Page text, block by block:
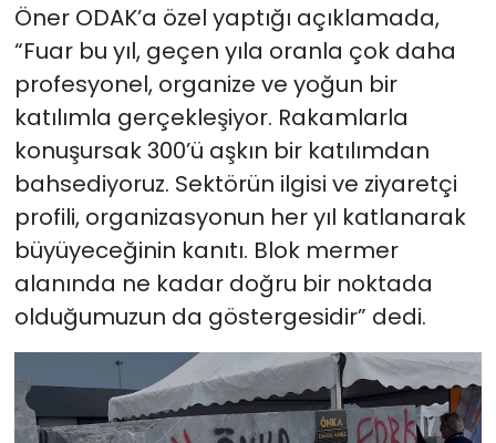
Öner ODAK’a özel yaptığı açıklamada,
“Fuar bu yıl, geçen yıla oranla çok daha
profesyonel, organize ve yoğun bir
katılımla gerçekleşiyor. Rakamlarla
konuşursak 300’ü aşkın bir katılımdan
bahsediyoruz. Sektörün ilgisi ve ziyaretçi
profili, organizasyonun her yıl katlanarak
büyüyeceğinin kanıtı. Blok mermer
alanında ne kadar doğru bir noktada
olduğumuzun da göstergesidir” dedi.